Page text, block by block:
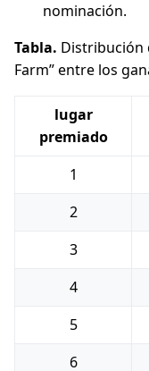
nominación.
Tabla. Distribución
Farm” entre los
lugar
premiado
1
2
3
4
5
6